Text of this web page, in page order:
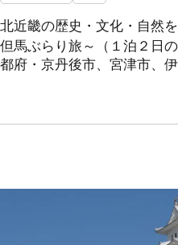
北近畿の歴史・文化・自然
但馬ぶらり旅～（１泊２日
都府・京丹後市、宮津市、伊